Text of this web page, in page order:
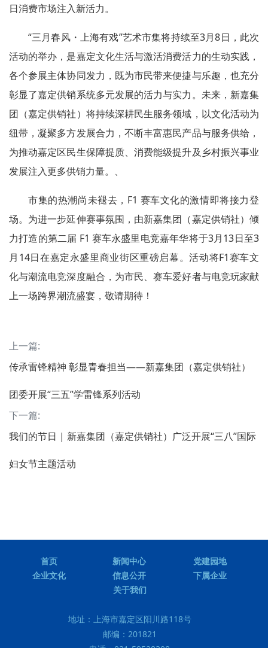
日消费市场注入新活力。
“三月春风・上海有戏”艺术市集将持续至3月8日，此次
活动的举办，是嘉定文化生活与激活消费活力的生动实践，
各个参展主体协同发力，既为市民带来便捷与乐趣，也充分
彰显了嘉定供销系统多元发展的活力与实力。未来，新嘉集
团（嘉定供销社）将持续深耕民生服务领域，以文化活动为
纽带，凝聚多方发展合力，不断丰富惠民产品与服务供给，
为推动嘉定区民生保障提质、消费能级提升及乡村振兴事业
发展注入更多供销力量。、
市集的热潮尚未褪去，F1 赛车文化的激情即将接力登
场。为进一步延伸赛事氛围，由新嘉集团（嘉定供销社）倾
力打造的第二届 F1 赛车永盛里电竞嘉年华将于3月13日至3
月14日在嘉定永盛里商业街区重磅启幕。活动将F1赛车文
化与潮流电竞深度融合，为市民、赛车爱好者与电竞玩家献
上一场跨界潮流盛宴，敬请期待！
上一篇:
传承雷锋精神 彰显青春担当——新嘉集团（嘉定供销社）
团委开展“三五”学雷锋系列活动
下一篇:
我们的节日 | 新嘉集团（嘉定供销社）广泛开展“三八”国际
妇女节主题活动
首页 新闻中心
党建园地
企业文化
信息公开
下属企业
关于我们
地址： 上海市嘉定区阳川路118号
邮编： 201821